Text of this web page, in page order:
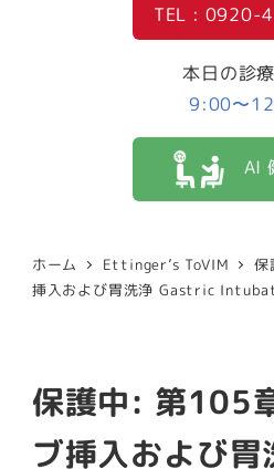
TEL : 0920-
本日の診
9:00〜
AI
ホーム Ettinger’s ToVIM
保
挿入および胃洗浄 Gastric
保護中: 第105
ブ挿入および